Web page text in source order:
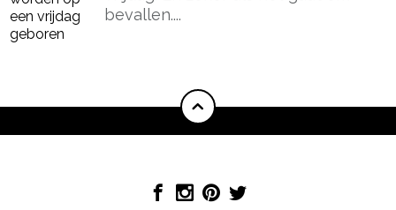
bevallen....